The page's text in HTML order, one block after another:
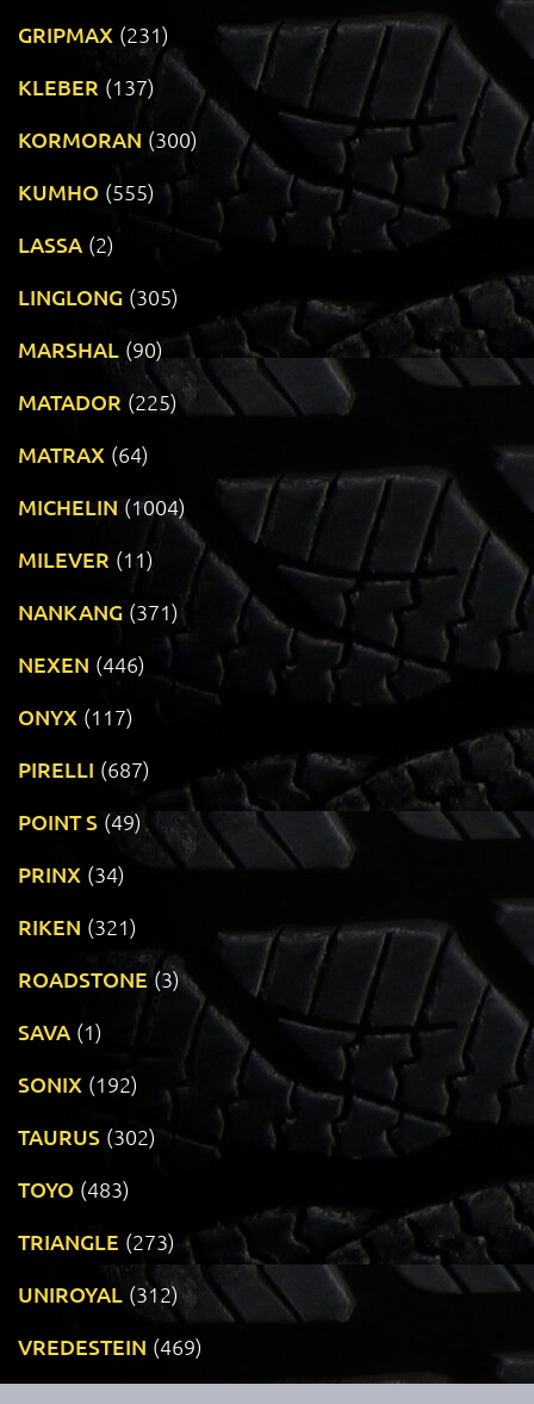
GRIPMAX (231)
KLEBER (137)
KORMORAN (300)
KUMHO (555)
LASSA (2)
LINGLONG (305)
MARSHAL (90)
MATADOR (225)
MATRAX (64)
MICHELIN (1004)
MILEVER (11)
NANKANG (371)
NEXEN (446)
ONYX (117)
PIRELLI (687)
POINT S (49)
PRINX (34)
RIKEN (321)
ROADSTONE (3)
SAVA (1)
SONIX (192)
TAURUS (302)
TOYO (483)
TRIANGLE (273)
UNIROYAL (312)
VREDESTEIN (469)